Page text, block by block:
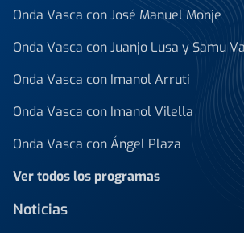
Onda Vasca con José Manuel Monje
Onda Vasca con Juanjo Lusa y Samu
Onda Vasca con Imanol Arruti
Onda Vasca con Imanol Vilella
Onda Vasca con Ángel Plaza
Ver todos los programas
Noticias